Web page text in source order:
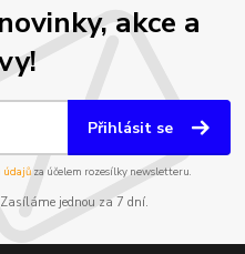
akce a
Přihlásit se
údajůza účelem rozesílky newsletteru.
jednou za 7 dní.